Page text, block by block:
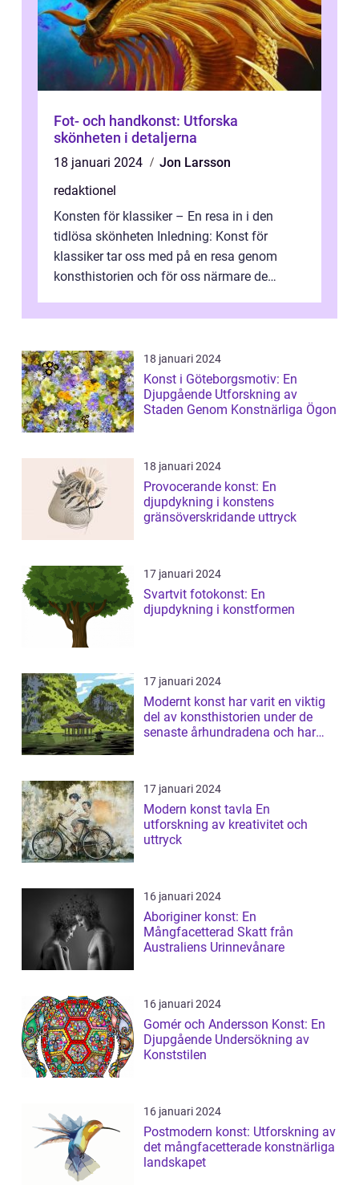
Fot- och handkonst: Utforska
skönheten i detaljerna
18 januari 2024
Jon Larsson
redaktionel
Konsten för klassiker – En resa in i den
tidlösa skönheten Inledning: Konst för
klassiker tar oss med på en resa genom
konsthistorien och för oss närmare de
18 januari 2024
Konst i Göteborgsmotiv: En
Djupgående Utforskning av
Staden Genom Konstnärliga Ögon
18 januari 2024
Provocerande konst: En
djupdykning i konstens
gränsöverskridande uttryck
17 januari 2024
Svartvit fotokonst: En
djupdykning i konstformen
17 januari 2024
Modernt konst har varit en viktig
del av konsthistorien under de
senaste århundradena och har
17 januari 2024
Modern konst tavla En
utforskning av kreativitet och
uttryck
16 januari 2024
Aboriginer konst: En
Mångfacetterad Skatt från
Australiens Urinnevånare
16 januari 2024
Gomér och Andersson Konst: En
Djupgående Undersökning av
Konststilen
16 januari 2024
Postmodern konst: Utforskning av
det mångfacetterade konstnärliga
landskapet